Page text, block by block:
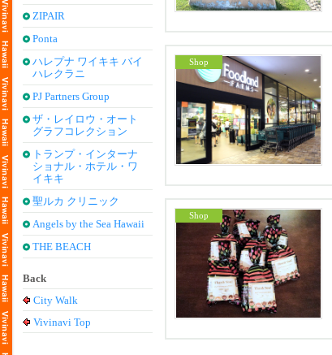
ZIPAIR
Ponta
ハレプナ ワイキキ バイ
ハレクラニ
PJ Partners Group
ザ・レイロウ・オート
グラフコレクション
トランプ・インターナ
ショナル・ホテル・ワ
イキキ
聖ルカ クリニック
Angels by the Sea Hawaii
THE BEACH
Back
City Walk
Vivinavi Top
Shop
Shop